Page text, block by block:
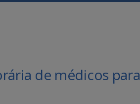
de médicos para